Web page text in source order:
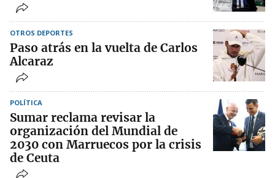
OTROS DEPORTES
Paso atrás en la vuelta de Carlos
Alcaraz
POLÍTICA
Sumar reclama revisar la
organización del Mundial de
2030 con Marruecos por la crisis
de Ceuta